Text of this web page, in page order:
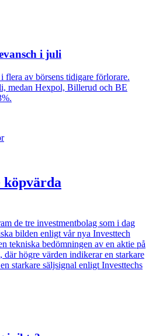
i juli
flera av börsens tidigare förlorare.
medan Hexpol, Billerud och BE
de tre investmentbolag som i dag
bilden enligt vår nya Investtech
tekniska bedömningen av en aktie på
högre värden indikerar en starkare
starkare säljsignal enligt Investtechs